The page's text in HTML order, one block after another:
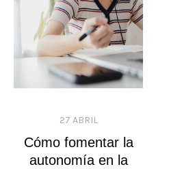
27 ABRIL
Cómo fomentar la
autonomía en la